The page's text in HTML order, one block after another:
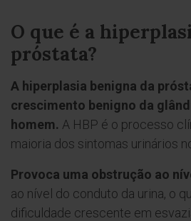
O que é a
próstata?
A hiperplasia benigna da
crescimento benigno da
homem. A HBP é o processo
maioria dos sintomas urinários
Provoca uma obstrução ao
ao nível do conduto da urina, o
dificuldade crescente em